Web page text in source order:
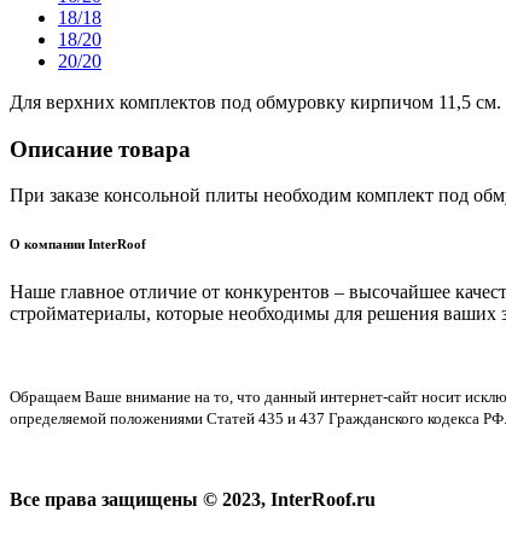
18/18
18/20
20/20
Для верхних комплектов под обмуровку кирпичом 11,5 см.
Описание товара
При заказе консольной плиты необходим комплект под
О компании InterRoof
Наше главное отличие от конкурентов – высочайшее
стройматериалы, которые необходимы для решения ваших
Обращаем Ваше внимание на то, что данный интернет-сайт носит
определяемой положениями Статей 435 и 437 Гражданского кодекса РФ.
Все права защищены © 2023, InterRoof.ru